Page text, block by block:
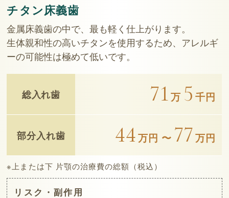
チタン床義歯
金属床義歯の中で、最も軽く仕上がります。
生体親和性の高いチタンを使用するため、アレルギ
ーの可能性は極めて低いです。
総入れ歯 71万 5 千円
部分入れ歯 44万円 〜 77万円
※上または下 片顎の治療費の総額（税込）
リスク・副作用